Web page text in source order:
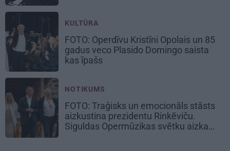
KULTŪRA
FOTO: Operdīvu Kristīni Opolais un 85
gadus veco Plasido Domingo saista
kas īpašs
NOTIKUMS
FOTO: Traģisks un emocionāls stāsts
aizkustina prezidentu Rinkēviču.
Siguldas Opermūzikas svētku aizkadri